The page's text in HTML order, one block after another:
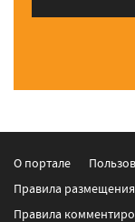
О портале
Правила
Правила